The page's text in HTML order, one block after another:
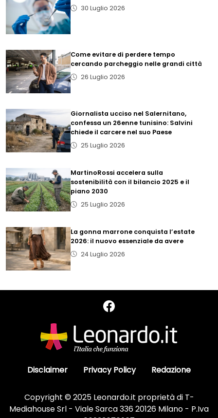
30 Luglio 2026
Come evitare di perdere tempo
cercando parcheggio nelle grandi città
26 Luglio 2026
Giornalista ucciso nel Salernitano,
confessa un 26enne tunisino: Salvini
chiede il carcere nel suo Paese
25 Luglio 2026
MartinoRossi accelera sulla
sostenibilità con il bilancio 2025 e il
piano 2030
25 Luglio 2026
La gonna marrone conquista l’estate
2026: il nuovo essenziale da avere
24 Luglio 2026
Disclaimer Privacy Policy Redazione
Copyright © 2025 Leonardo.it proprietà di T-
Mediahouse Srl - Viale Sarca 336 20126 Milano - P.Iva